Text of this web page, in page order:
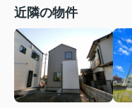
近隣の物件